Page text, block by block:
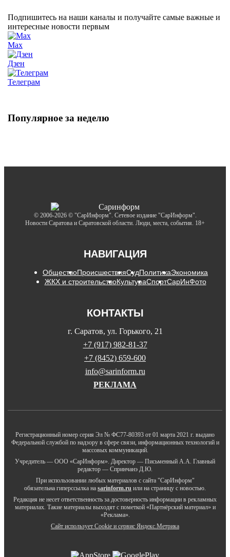
Подпишитесь на наши каналы и получайте самые важные и
интересные новости первым
Max
Дзен
Телеграм
Популярное за неделю
© 2006-2026 © "СарИнформ". Сетевое издание "СарИнформ".
Новости Саратова и Саратовской области. Люди, места, события. 18+
НАВИГАЦИЯ
ОбществоПроисшествияСудПолитикаЭкономика
ЖКХ и строительствоКультураСпортСарИнФото
КОНТАКТЫ
г. Саратов, ул. Горького, 21
+7 (917) 982-81-37
+7 (8452) 659-600
info@sarinform.ru
РЕКЛАМА
Регистрационный номер серия Эл № ФС77-80393 от 01 марта 2021 г. выдано
Федеральной службой по надзору в сфере связи, информационных технологий и
массовых коммуникаций.
Учредитель — ООО «СарИнформ». Директор — Письменный А.А. Главный
редактор — Спринчанэ Д.Ю.
При использовании любых материалов с сайта "СарИнформ"
обязательна гиперссылка на sarinform.ru или на страницу с новостью.
Редакция не несет ответственность за достоверность информации в рекламных
материалах. Такие материалы выходят с пометкой «Партнёрский материал» и
«Реклама».
Сайт использует Cookie и сервиc Яндекс.Метрика